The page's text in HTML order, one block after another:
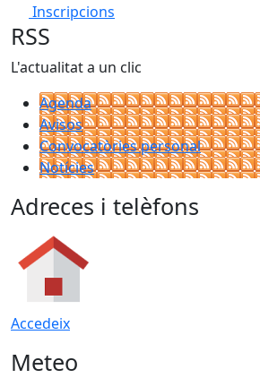
Inscripcions
RSS
L'actualitat a un clic
Agenda
Avisos
Convocatòries personal
Notícies
Adreces i telèfons
Accedeix
Meteo